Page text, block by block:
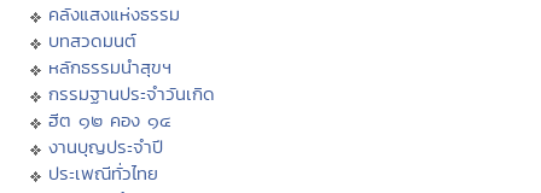
คลังแสงแห่งธรรม
บทสวดมนต์
หลักธรรมนำสุขฯ
กรรมฐานประจำวันเกิด
ฮีต ๑๒ คอง ๑๔
งานบุญประจำปี
ประเพณีทั่วไทย